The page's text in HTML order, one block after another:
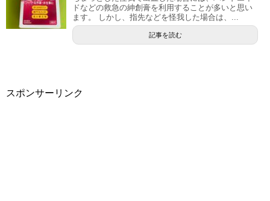
ドなどの救急の紳創膏を利用することが多いと思い
ます。 しかし、指先などを怪我した場合は、...
記事を読む
スポンサーリンク